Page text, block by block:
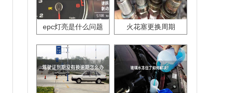
epc灯亮是什么问题 火花塞更换周期